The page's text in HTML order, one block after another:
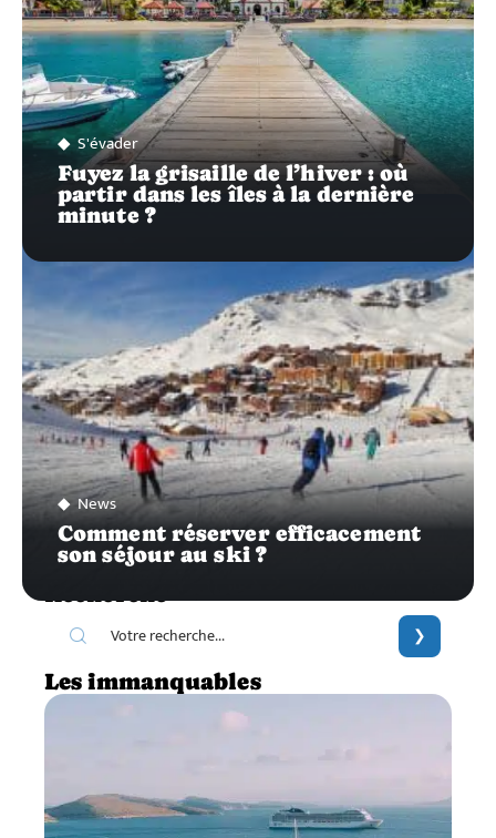
S'évader
Fuyez la grisaille de l’hiver : où
partir dans les îles à la dernière
minute ?
News
Comment réserver efficacement
son séjour au ski ?
Les immanquables